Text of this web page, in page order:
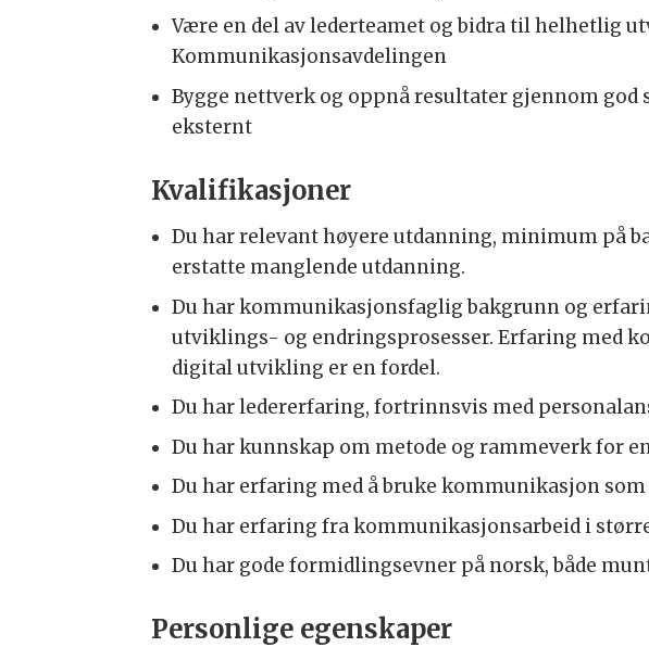
Være en del av lederteamet og bidra til helhetlig
Kommunikasjonsavdelingen
Bygge nettverk og oppnå resultater gjennom
eksternt
Kvalifikasjoner
Du har relevant høyere utdanning, minimum på
erstatte manglende utdanning.
Du har kommunikasjonsfaglig bakgrunn og
utviklings- og endringsprosesser. Erfaring med
digital utvikling er en fordel.
Du har ledererfaring, fortrinnsvis med
Du har kunnskap om metode og rammeverk for
Du har erfaring med å bruke kommunikasjon
Du har erfaring fra kommunikasjonsarbeid i
Du har gode formidlingsevner på norsk, både
Personlige egenskaper